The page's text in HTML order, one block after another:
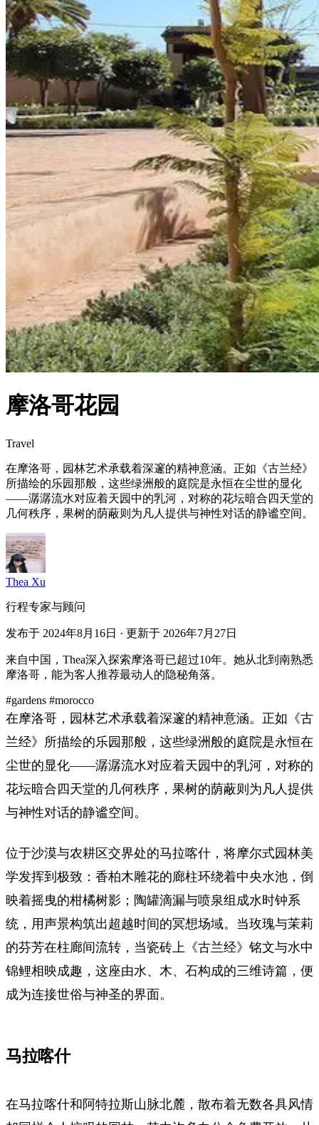
摩洛哥花园
Travel
在摩洛哥，园林艺术承载着深邃的精神意涵。正如《古兰经》
所描绘的乐园那般，这些绿洲般的庭院是永恒在尘世的显化
——潺潺流水对应着天园中的乳河，对称的花坛暗合四天堂的
几何秩序，果树的荫蔽则为凡人提供与神性对话的静谧空间。
Thea Xu
行程专家与顾问
发布于 2024年8月16日 · 更新于 2026年7月27日
来自中国，Thea深入探索摩洛哥已超过10年。她从北到南熟悉
摩洛哥，能为客人推荐最动人的隐秘角落。
#gardens #morocco
在摩洛哥，园林艺术承载着深邃的精神意涵。正如《古
兰经》所描绘的乐园那般，这些绿洲般的庭院是永恒在
尘世的显化——潺潺流水对应着天园中的乳河，对称的
花坛暗合四天堂的几何秩序，果树的荫蔽则为凡人提供
与神性对话的静谧空间。
位于沙漠与农耕区交界处的马拉喀什，将摩尔式园林美
学发挥到极致：香柏木雕花的廊柱环绕着中央水池，倒
映着摇曳的柑橘树影；陶罐滴漏与喷泉组成水时钟系
统，用声景构筑出超越时间的冥想场域。当玫瑰与茉莉
的芬芳在柱廊间流转，当瓷砖上《古兰经》铭文与水中
锦鲤相映成趣，这座由水、木、石构成的三维诗篇，便
成为连接世俗与神圣的界面。
马拉喀什
在马拉喀什和阿特拉斯山脉北麓，散布着无数各具风情